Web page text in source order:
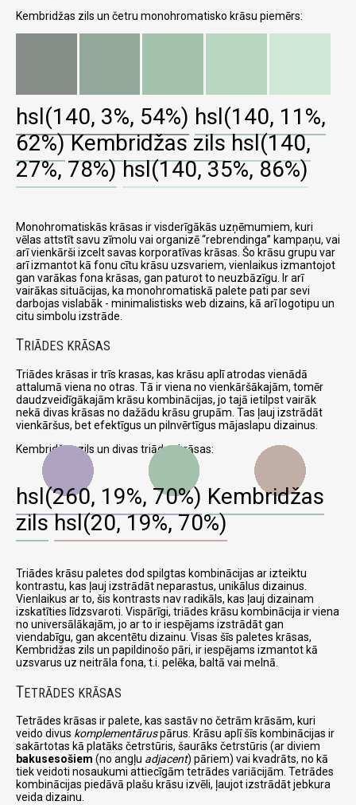
Kembridžas zils un četru monohromatisko krāsu piemērs:
hsl(140, 3%, 54%) hsl(140, 11%,
62%) Kembridžas zils hsl(140,
27%, 78%) hsl(140, 35%, 86%)
Monohromatiskās krāsas ir visderīgākās uzņēmumiem, kuri
vēlas attstīt savu zīmolu vai organizē rebrendinga
kampaņu, vai
arī vienkārši izcelt savas korporatīvas krāsas. Šo krāsu grupu var
arī izmantot kā fonu cītu krāsu uzsvariem, vienlaikus izmantojot
gan varākas fona krāsas, gan paturot to neuzbāzīgu. Ir arī
vairākas situācijas, ka monohromatiskā palete pati par sevi
darbojas vislabāk - minimalistisks web dizains, kā arī logotipu un
citu simbolu izstrāde.
TRIĀDES KRĀSAS
Triādes krāsas ir trīs krasas, kas krāsu aplī atrodas vienādā
attalumā viena no otras. Tā ir viena no vienkāršākajām, tomēr
daudzveidīgākajām krāsu kombinācijas, jo tajā ietilpst vairāk
nekā divas krāsas no dažādu krāsu grupām. Tas ļauj izstrādāt
vienkāršus, bet efektīgus un pilnvērtīgus mājaslapu dizainus.
Kembridžas zils un divas triādes krāsas:
hsl(260, 19%, 70%) Kembridžas
zils hsl(20, 19%, 70%)
Triādes krāsu paletes dod spilgtas kombinācijas ar izteiktu
kontrastu, kas ļauj izstrādāt neparastus, unikālus dizainus.
Vienlaikus ar to, šis kontrasts nav radikāls, kas ļauj dizainam
izskatīties līdzsvaroti. Vispārīgi, triādes krāsu kombinācija ir viena
no universālākajām, jo ar to ir iespējams izstrādāt gan
viendabīgu, gan akcentētu dizainu. Visas šīs paletes krāsas,
Kembridžas zils un papildinošo pāri, ir iespējams izmantot kā
uzsvarus uz neitrāla fona, t.i. pelēka, baltā vai melnā.
TETRĀDES KRĀSAS
Tetrādes krāsas ir palete, kas sastāv no četrām krāsām, kuri
veido divus komplementāruspārus. Krāsu aplī šīs kombinācijas ir
sakārtotas kā platāks četrstūris, šaurāks četrstūris (ar diviem
bakusesošiem (no angļu adjacent) pāriem) vai kvadrāts, no kā
tiek veidoti nosaukumi attiecīgām tetrādes variācijām. Tetrādes
kombinācijas piedāvā plašu krāsu izvēli, ļaujot izstrādāt jebkura
veida dizainu.